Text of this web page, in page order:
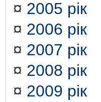
¤ 2005 рік
¤ 2006 рік
¤ 2007 рік
¤ 2008 рік
¤ 2009 рік